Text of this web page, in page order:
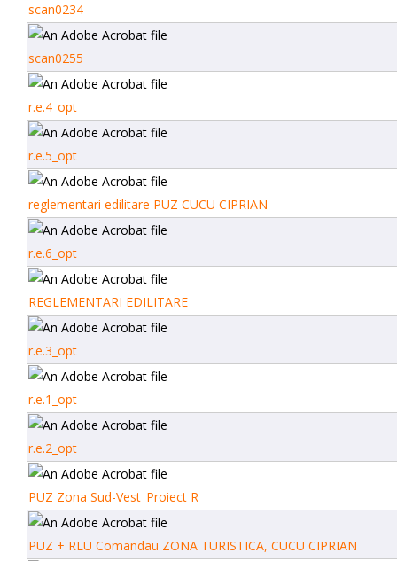
scan0234
scan0255
r.e.4_opt
r.e.5_opt
reglementari edilitare PUZ CUCU CIPRIAN
r.e.6_opt
REGLEMENTARI EDILITARE
r.e.3_opt
r.e.1_opt
r.e.2_opt
PUZ Zona Sud-Vest_Proiect R
PUZ + RLU Comandau ZONA TURISTICA, CUCU CIPRIAN